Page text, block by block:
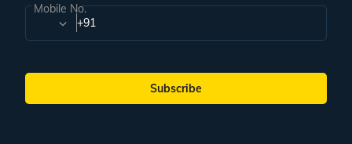
Mobile No.
+91
Subscribe